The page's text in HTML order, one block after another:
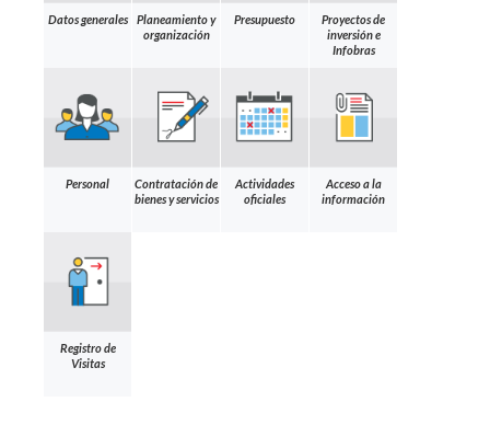
Datos generales
Planeamiento y
organización
Presupuesto
Proyectos de
inversión e
Infobras
Personal
Contratación de
bienes y servicios
Actividades
oficiales
Acceso a la
información
Registro de
Visitas